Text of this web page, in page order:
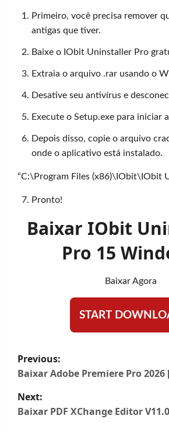
Primeiro, você precisa remover
antigas que tiver.
Baixe o IObit Uninstaller Pro
Extraia o arquivo .rar usando o
Desative seu antivírus e
Execute o Setup.exe para iniciar
Depois disso, copie o arquivo
onde o aplicativo está instalado.
“C:\Program Files (x86)\IObit\IObit
Pronto!
Baixar IObit
Pro 15
Baixar Agora
START
P
o
s
Previous:
Baixar Adobe Premiere Pro 2026
Next:
Baixar PDF XChange Editor